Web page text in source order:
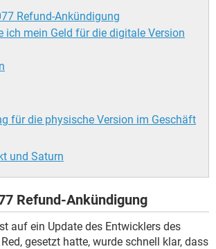
Refund-Ankündigung
ich mein Geld für die digitale Version
für die physische Version im Geschäft
und Saturn
Refund-Ankündigung
auf ein Update des Entwicklers des
gesetzt hatte, wurde schnell klar, dass